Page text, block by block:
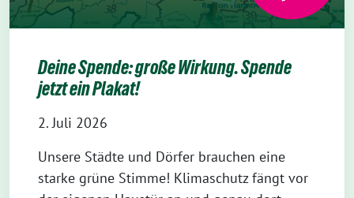
Deine Spende: große Wirkung. Spende
jetzt ein Plakat!
2. Juli 2026
Unsere Städte und Dörfer brauchen eine
starke grüne Stimme! Klimaschutz fängt vor